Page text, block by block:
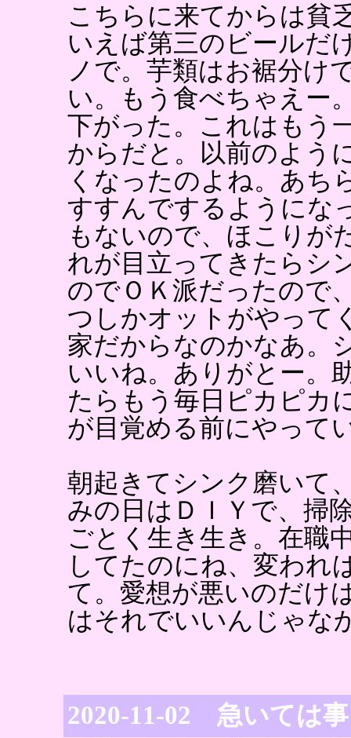
こちらに来てからは貧
いえば第三のビールだ
ノで。芋類はお裾分け
い。もう食べちゃえー
下がった。これはもう
からだと。以前のよう
くなったのよね。あち
すすんでするようにな
もないので、ほこりが
れが目立ってきたらシ
のでＯＫ派だったので
つしかオットがやって
家だからなのかなあ。
いいね。ありがとー。
たらもう毎日ピカピカ
が目覚める前にやって
朝起きてシンク磨いて
みの日はＤＩＹで、掃
ごとく生き生き。在職
してたのにね、変われ
て。愛想が悪いのだけ
はそれでいいんじゃな
2020-11-02 急いては